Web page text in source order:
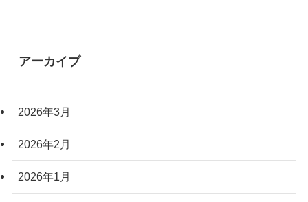
アーカイブ
2026年3月
2026年2月
2026年1月